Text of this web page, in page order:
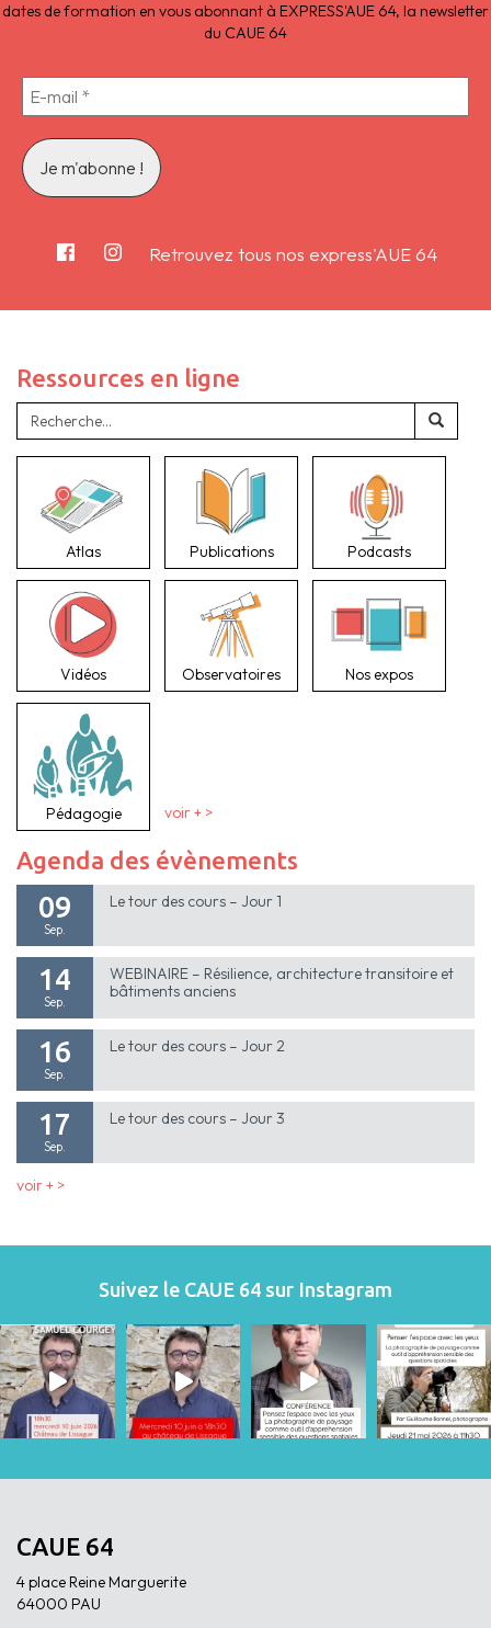
dates de formation en vous abonnant à EXPRESS'AUE 64, la newsletter
du CAUE 64
Retrouvez tous nos express'AUE 64
Ressources en ligne
Atlas Publications Podcasts
Vidéos Observatoires Nos expos
Pédagogie voir + >
Agenda des évènements
09
Sep.
Le tour des cours – Jour 1
14
Sep.
WEBINAIRE – Résilience, architecture transitoire et
bâtiments anciens
16
Sep.
Le tour des cours – Jour 2
17
Sep.
Le tour des cours – Jour 3
voir + >
Suivez le CAUE 64 sur Instagram
CAUE 64
4 place Reine Marguerite
64000 PAU